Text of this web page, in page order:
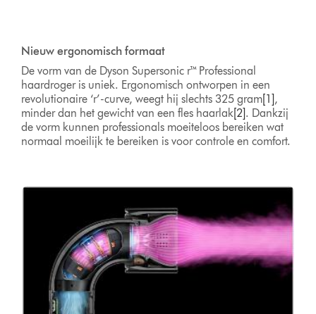
Nieuw ergonomisch formaat
De vorm van de Dyson Supersonic r™ Professional
haardroger is uniek. Ergonomisch ontworpen in een
revolutionaire ‘r’-curve, weegt hij slechts 325 gram[1],
minder dan het gewicht van een fles haarlak[2]. Dankzij
de vorm kunnen professionals moeiteloos bereiken wat
normaal moeilijk te bereiken is voor controle en comfort.